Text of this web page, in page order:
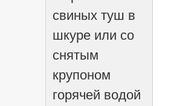
свиных туш в
шкуре или со
снятым
крупоном
горячей водой